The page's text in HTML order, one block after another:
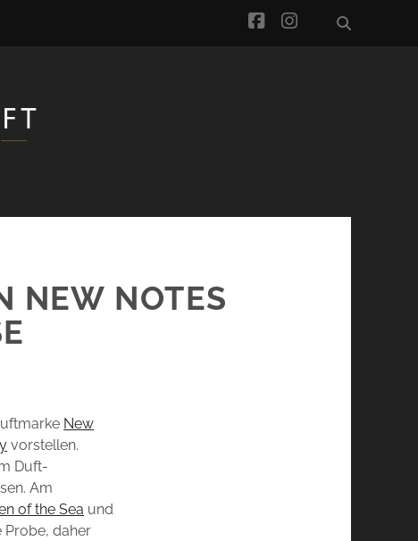
facebook
instagram
NEW NOTES
New
vorstellen.
Duft-
Am
of the Sea und
Probe, daher